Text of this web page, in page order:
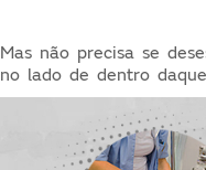
Mas não precisa se
no lado de dentro